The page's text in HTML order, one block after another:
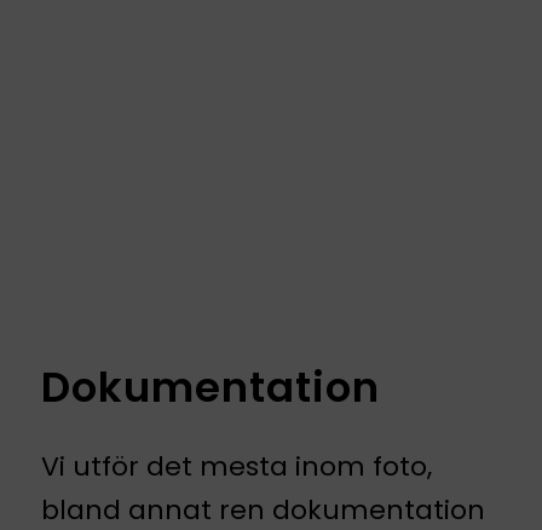
Dokumentation
Vi utför det mesta inom foto,
bland annat ren dokumentation